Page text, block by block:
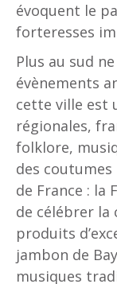
évoquent le
forteresses
Plus au sud
évènements
cette ville est
régionales,
folklore,
des
de France : la
de célébrer la
produits
jambon de
musiques